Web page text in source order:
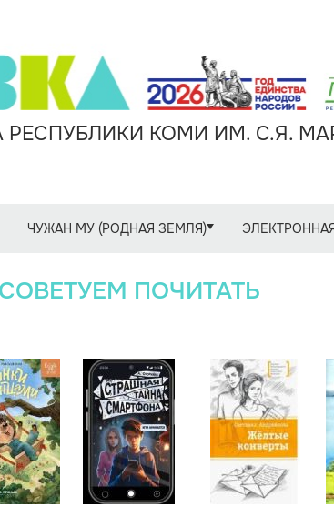
КОМИ ИМ. С.Я.
ЧУЖАН МУ (РОДНАЯ ЗЕМЛЯ)
СОВЕТУЕМ ПОЧИТАТЬ